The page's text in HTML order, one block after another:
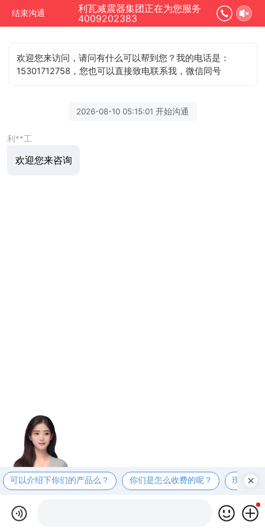
结束沟通
利瓦减震器集团正在为您服务
4009202383
欢迎您来访问，请问有什么可以帮到您？我的电话是：
15301712758，您也可以直接致电联系我，微信同号
2026-08-10 05:15:01 开始沟通
利**工
欢迎您来咨询
可以介绍下你们的产品么？ 你们是怎么收费的呢？ 现在有